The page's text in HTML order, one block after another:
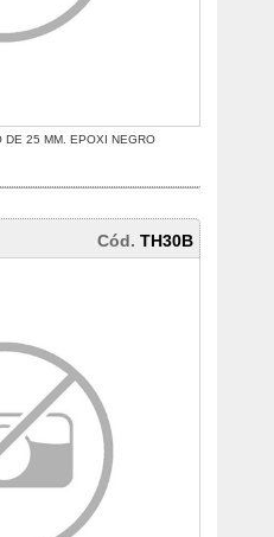
DE 25 MM. EPOXI NEGRO
Cód.TH30B